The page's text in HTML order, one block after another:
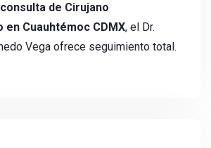
de Cirujano
en Cuauhtémoc CDMX, el Dr.
Vega ofrece seguimiento total.